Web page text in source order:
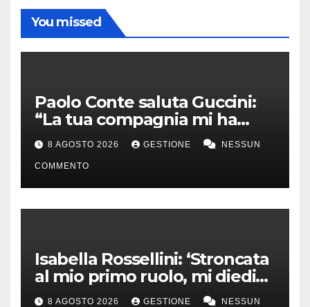
You missed
Paolo Conte saluta Guccini:
“La tua compagnia mi ha
sempre divertito”
8 AGOSTO 2026 GESTIONE NESSUN
COMMENTO
Isabella Rossellini: ‘Stroncata
al mio primo ruolo, mi diedi
alla moda’
8 AGOSTO 2026 GESTIONE NESSUN